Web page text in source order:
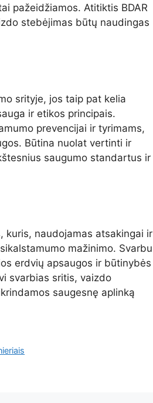
pažeidžiamos. Atitiktis BDAR
stebėjimas būtų naudingas
srityje, jos taip pat kelia
ir etikos principais.
prevencijai ir tyrimams,
Būtina nuolat vertinti ir
saugumo standartus ir
kuris, naudojamas atsakingai ir
mažinimo. Svarbu
erdvių apsaugos ir būtinybės
svarbias sritis, vaizdo
saugesnę aplinką